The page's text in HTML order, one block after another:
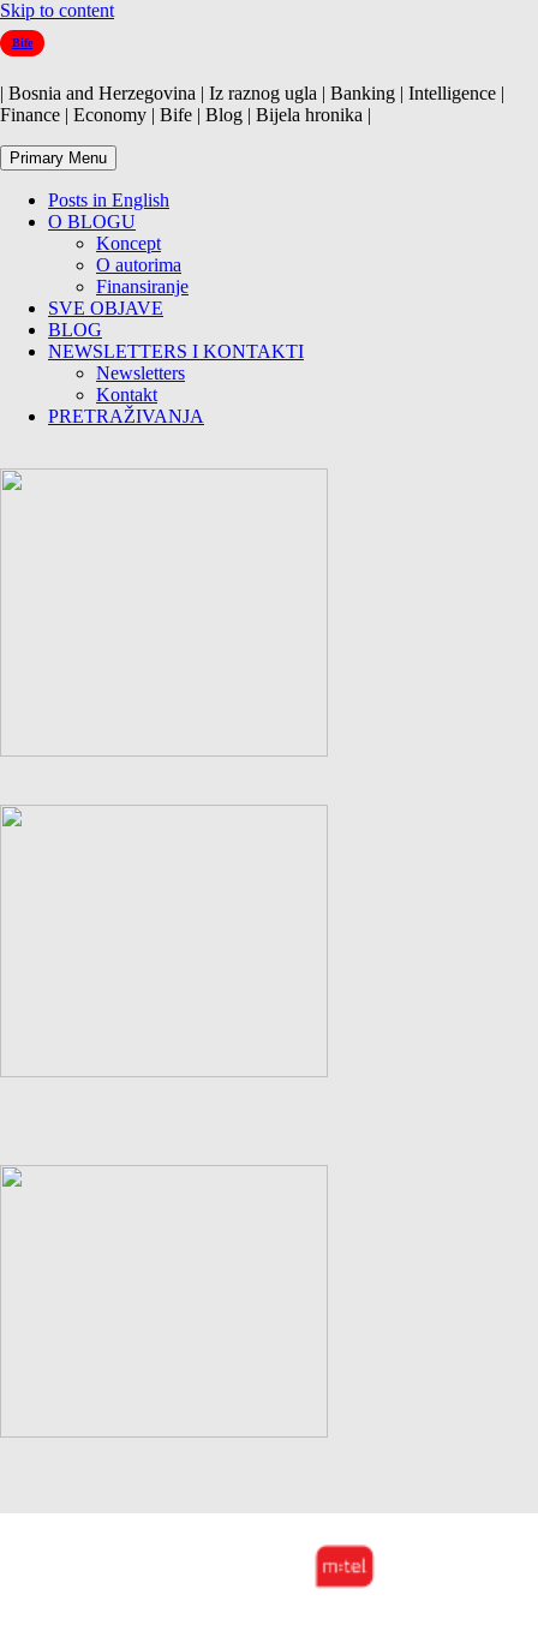
Skip to content
Bife
| Bosnia and Herzegovina | Iz raznog ugla | Banking | Intelligence |
Finance | Economy | Bife | Blog | Bijela hronika |
Primary Menu
Posts in English
O BLOGU
Koncept
O autorima
Finansiranje
SVE OBJAVE
BLOG
NEWSLETTERS I KONTAKTI
Newsletters
Kontakt
PRETRAŽIVANJA